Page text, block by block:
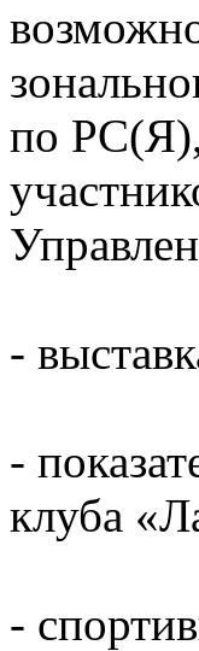
по РС(Я),
-
-
клуба
-